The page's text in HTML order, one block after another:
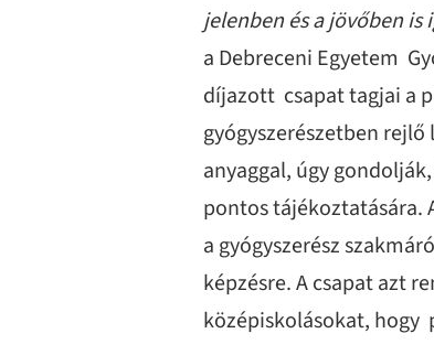
jelenben és a jövőben is
a Debreceni Egyetem
díjazott csapat tagjai a
gyógyszerészetben
anyaggal, úgy
pontos tájékoztatására.
a gyógyszerész
képzésre. A csapat azt
középiskolásokat, hogy